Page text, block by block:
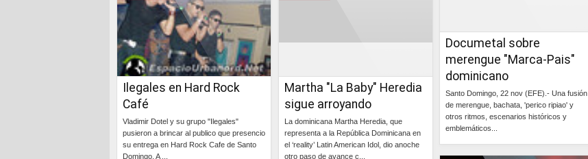
Documetal sobre
merengue "Marca-Pais"
dominicano
Santo Domingo, 22 nov (EFE).- Una fusión
de merengue, bachata, 'perico ripiao' y
otros ritmos, escenarios históricos y
emblemáticos...
Ilegales en Hard Rock
Café
Vladimir Dotel y su grupo "Ilegales"
pusieron a brincar al publico que presencio
su entrega en Hard Rock Cafe de Santo
Domingo. A ...
Martha "La Baby" Heredia
sigue arroyando
La dominicana Martha Heredia, que
representa a la República Dominicana en
el ‘reality’ Latin American Idol, dio anoche
otro paso de avance c...